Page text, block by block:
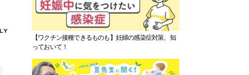
【ワクチン接種できるものも】妊婦の感染症対策、知
っておいて！